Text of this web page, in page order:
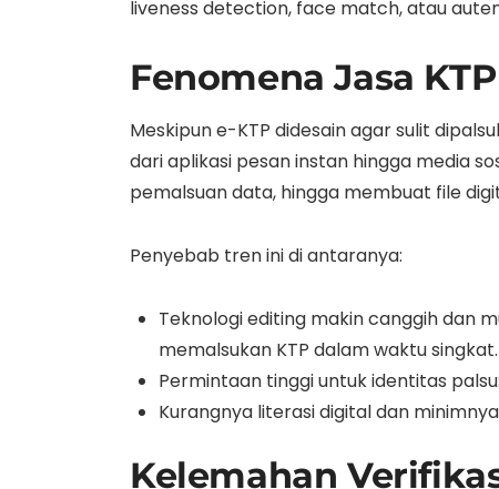
liveness detection, face match, atau
Fenomena Jasa
Meskipun e-KTP didesain agar sulit
dari aplikasi pesan instan hingga media
pemalsuan data, hingga membuat file
Penyebab tren ini di antaranya:
Teknologi editing makin canggih dan
memalsukan KTP dalam waktu singkat.
Permintaan tinggi untuk identitas
Kurangnya literasi digital dan
Kelemahan